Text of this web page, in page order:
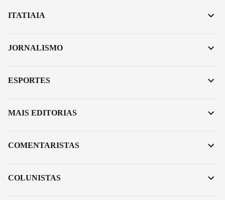
ITATIAIA
JORNALISMO
ESPORTES
MAIS EDITORIAS
COMENTARISTAS
COLUNISTAS